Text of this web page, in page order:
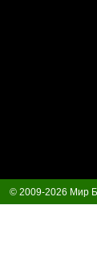
© 2009-2026 Мир